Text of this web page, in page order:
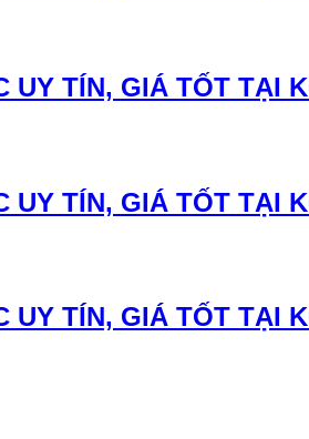
TÍN, GIÁ TỐT TẠI
UY TÍN, GIÁ TỐT TẠI
UY TÍN, GIÁ TỐT TẠI